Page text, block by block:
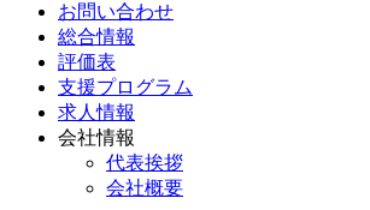
お問い合わせ
総合情報
評価表
支援プログラム
求人情報
会社情報
代表挨拶
会社概要